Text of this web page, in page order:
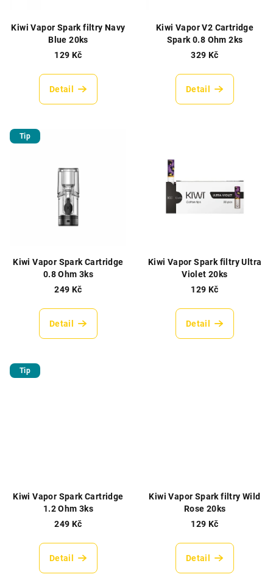
Kiwi Vapor Spark filtry Navy
Blue 20ks
129 Kč
Detail
Kiwi Vapor V2 Cartridge
Spark 0.8 Ohm 2ks
329 Kč
Detail
Tip
Kiwi Vapor Spark Cartridge
0.8 Ohm 3ks
249 Kč
Detail
Kiwi Vapor Spark filtry Ultra
Violet 20ks
129 Kč
Detail
Tip
Kiwi Vapor Spark Cartridge
1.2 Ohm 3ks
249 Kč
Detail
Kiwi Vapor Spark filtry Wild
Rose 20ks
129 Kč
Detail